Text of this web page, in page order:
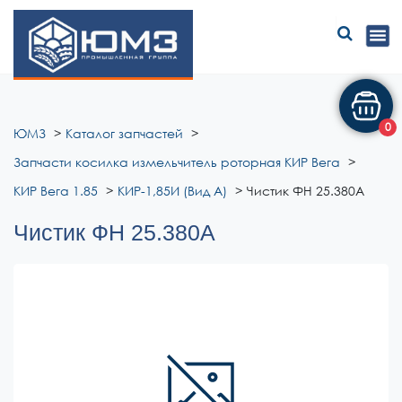
ЮМЗ
ЮМЗ
Каталог запчастей
Запчасти косилка измельчитель роторная КИР Вега
КИР Вега 1.85
КИР-1,85И (Вид А) Чистик ФН 25.380А
Чистик ФН 25.380А
0